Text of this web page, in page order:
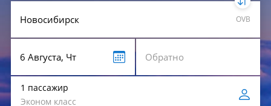
OVB
1 пассажир
Эконом класс